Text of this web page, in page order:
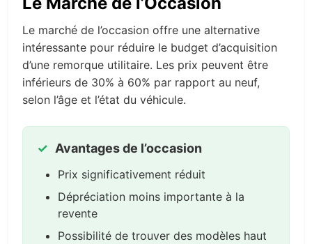
Le marché de l’occasion offre une alternative
intéressante pour réduire le budget d’acquisition
d’une remorque utilitaire. Les prix peuvent être
inférieurs de 30% à 60% par rapport au neuf,
selon l’âge et l’état du véhicule.
Avantages de l’occasion
Prix significativement réduit
Dépréciation moins importante à la
revente
Possibilité de trouver des modèles haut